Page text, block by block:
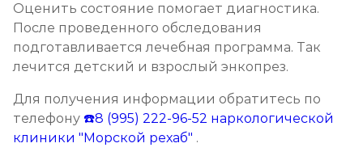
Оценить состояние помогает диагностика.
После проведенного обследования
подготавливается лечебная программа. Так
лечится детский и взрослый энкопрез.
Для получения информации обратитесь по
телефону ☎️8 (995) 222-96-52 наркологической
клиники "Морской рехаб" .